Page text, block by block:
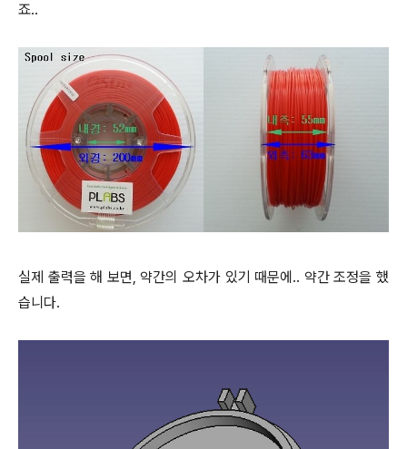
죠..
실제 출력을 해 보면, 약간의 오차가 있기 때문에.. 약간 조정을 했
습니다.